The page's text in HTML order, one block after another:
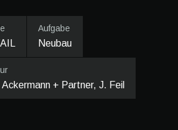
Aufgabe
Neubau
Ackermann + Partner, J. Feil